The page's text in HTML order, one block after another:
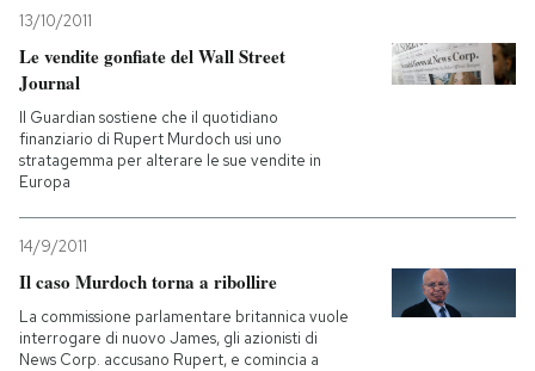
13/10/2011
Le vendite gonfiate del Wall Street
Journal
Il Guardian sostiene che il quotidiano
finanziario di Rupert Murdoch usi uno
stratagemma per alterare le sue vendite in
Europa
14/9/2011
Il caso Murdoch torna a ribollire
La commissione parlamentare britannica vuole
interrogare di nuovo James, gli azionisti di
News Corp. accusano Rupert, e comincia a